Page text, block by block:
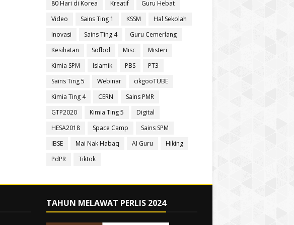
80 Hari di Korea Kreatif
Guru Hebat
Video
Sains Ting 1 KSSM
Hal Sekolah
Inovasi
Sains Ting 4
Guru Cemerlang
Kesihatan
Sofbol Misc
Misteri
Kimia SPM
Islamik PBS
PT3
Sains Ting 5
Webinar
cikgooTUBE
Kimia Ting 4
CERN
Sains PMR
GTP2020
Kimia Ting 5
Digital
HESA2018
Space Camp
Sains SPM
IBSE
Mai Nak Habaq AI Guru
Hiking
PdPR
Tiktok
TAHUN MELAWAT PERLIS 2024